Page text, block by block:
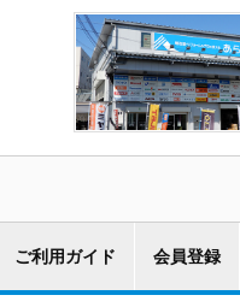
ご利用ガイド 会員登録